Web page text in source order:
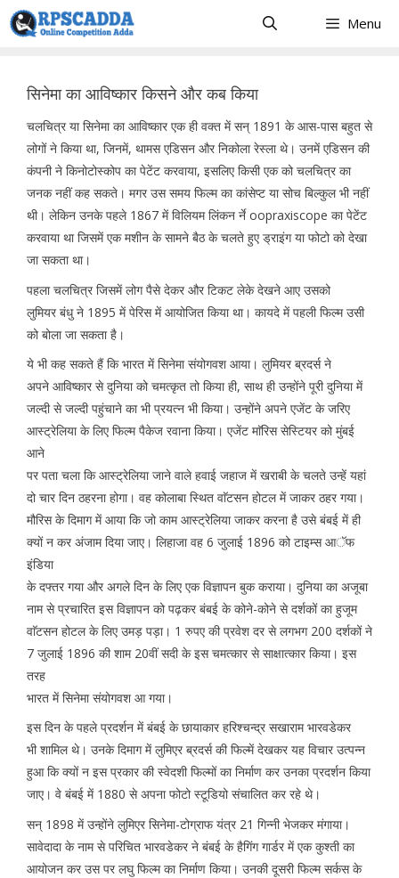
Skip
to
Menu
सिनेमा का आविष्कार किसने और कब किया
चलचित्र या सिनेमा का आविष्कार एक ही वक्त में सन् 1891 के आस-पास बहुत से
लोगों ने किया था, जिनमें, थामस एडिसन और निकोला रेस्ला थे। उनमें एडिसन की
कंपनी ने किनोटोस्कोप का पेटेंट करवाया, इसलिए किसी एक को चलचित्र का
जनक नहीं कह सकते। मगर उस समय फिल्म का कांसेप्ट या सोच बिल्कुल भी नहीं
थी। लेकिन उनके पहले 1867 में विलियम लिंकन र्ने oopraxiscope का पेटेंट
करवाया था जिसमें एक मशीन के सामने बैठ के चलते हुए ड्राइंग या फोटो को देखा
जा सकता था।
पहला चलचित्र जिसमें लोग पैसे देकर और टिकट लेके देखने आए उसको
लुमियर बंधु ने 1895 में पेरिस में आयोजित किया था। कायदे में पहली फिल्म उसी
को बोला जा सकता है।
ये भी कह सकते हैं कि भारत में सिनेमा संयोगवश आया। लुमियर ब्रदर्स ने
अपने आविष्कार से दुनिया को चमत्कृत तो किया ही, साथ ही उन्होंने पूरी दुनिया में
जल्दी से जल्दी पहुंचाने का भी प्रयत्न भी किया। उन्होंने अपने एजेंट के जरिए
आस्ट्रेलिया के लिए फिल्म पैकेज रवाना किया। एजेंट माॅरिस सेस्टियर को मुंबई
आने
पर पता चला कि आस्ट्रेलिया जाने वाले हवाई जहाज में खराबी के चलते उन्हें यहां
दो चार दिन ठहरना होगा। वह कोलाबा स्थित वाॅटसन होटल में जाकर ठहर गया।
मौरिस के दिमाग में आया कि जो काम आस्ट्रेलिया जाकर करना है उसे बंबई में ही
क्यों न कर अंजाम दिया जाए। लिहाजा वह 6 जुलाई 1896 को टाइम्स आॅफ
इंडिया
के दफ्तर गया और अगले दिन के लिए एक विज्ञापन बुक कराया। दुनिया का अजूबा
नाम से प्रचारित इस विज्ञापन को पढ़कर बंबई के कोने-कोने से दर्शकों का हुजूम
वाॅटसन होटल के लिए उमड़ पड़ा। 1 रुपए की प्रवेश दर से लगभग 200 दर्शकों ने
7 जुलाई 1896 की शाम 20वीं सदी के इस चमत्कार से साक्षात्कार किया। इस
तरह
भारत में सिनेमा संयोगवश आ गया।
इस दिन के पहले प्रदर्शन में बंबई के छायाकार हरिश्चन्द्र सखाराम भारवडेकर
भी शामिल थे। उनके दिमाग में लुमिएर ब्रदर्स की फिल्में देखकर यह विचार उत्पन्न
हुआ कि क्यों न इस प्रकार की स्वेदशी फिल्मों का निर्माण कर उनका प्रदर्शन किया
जाए। वे बंबई में 1880 से अपना फोटो स्टूडियो संचालित कर रहे थे।
सन् 1898 में उन्होंने लुमिएर सिनेमा-टोग्राफ यंत्र 21 गिन्नी भेजकर मंगाया।
सावेदादा के नाम से परिचित भारवडेकर ने बंबई के हैगिंग गार्डर में एक कुश्ती का
आयोजन कर उस पर लघु फिल्म का निर्माण किया। उनकी दूसरी फिल्म सर्कस के